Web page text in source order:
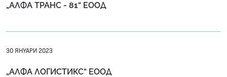
„АЛФА ТРАНС - 81“ ЕООД
30 ЯНУАРИ 2023
„АЛФА ЛОГИСТИКС“ ЕООД